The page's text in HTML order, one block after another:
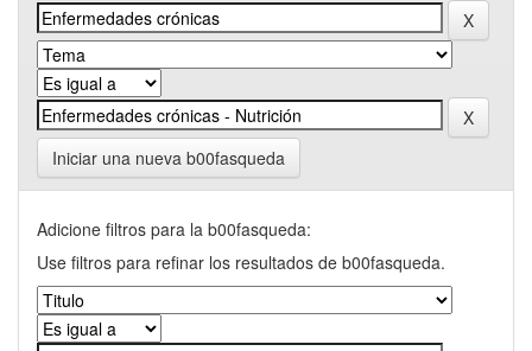
Iniciar una nueva b00fasqueda
Adicione filtros para la b00fasqueda:
Use filtros para refinar los resultados de b00fasqueda.